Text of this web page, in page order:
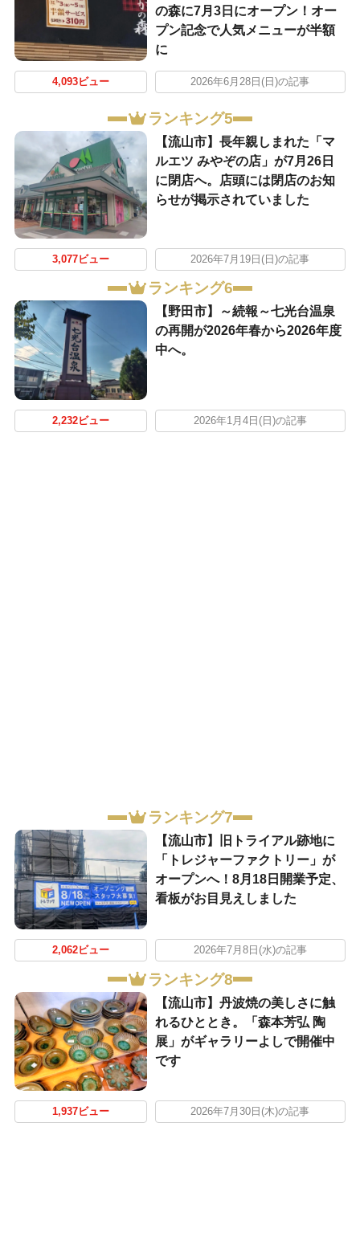
の森に7月3日にオープン！オー
プン記念で人気メニューが半額
に
4,093ビュー 2026年6月28日(日)の記事
ランキング5
【流山市】長年親しまれた「マ
ルエツ みやぞの店」が7月26日
に閉店へ。店頭には閉店のお知
らせが掲示されていました
3,077ビュー 2026年7月19日(日)の記事
ランキング6
【野田市】～続報～七光台温泉
の再開が2026年春から2026年度
中へ。
2,232ビュー 2026年1月4日(日)の記事
ランキング7
【流山市】旧トライアル跡地に
「トレジャーファクトリー」が
オープンへ！8月18日開業予定、
看板がお目見えしました
2,062ビュー 2026年7月8日(水)の記事
ランキング8
【流山市】丹波焼の美しさに触
れるひととき。「森本芳弘 陶
展」がギャラリーよしで開催中
です
1,937ビュー 2026年7月30日(木)の記事